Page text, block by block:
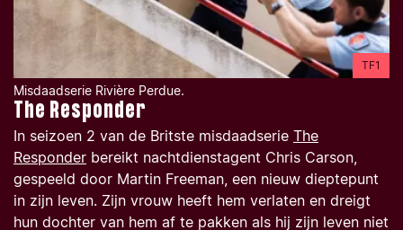
TF1
Misdaadserie Rivière Perdue.
The Responder
In seizoen 2 van de Britste misdaadserie The
Responder bereikt nachtdienstagent Chris Carson,
gespeeld door Martin Freeman, een nieuw dieptepunt
in zijn leven. Zijn vrouw heeft hem verlaten en dreigt
hun dochter van hem af te pakken als hij zijn leven niet